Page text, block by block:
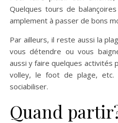
Quelques tours de
amplement à passer de bons
Par ailleurs, il reste aussi la
vous détendre ou vous
aussi y faire quelques activités
volley, le foot de plage, etc.
sociabiliser.
Quand